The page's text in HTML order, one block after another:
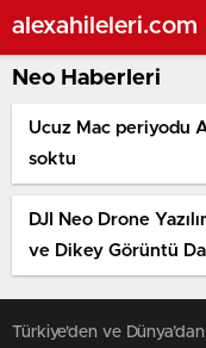
alexahileleri.com
Neo Haberleri
Ucuz Mac periyodu
soktu
DJI Neo Drone
ve Dikey Görüntü
Türkiye'den ve